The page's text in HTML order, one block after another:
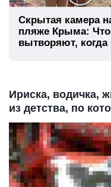
Скрытая камера
пляже Крыма:
вытворяют, когда
Ириска, водичка,
из детства, по